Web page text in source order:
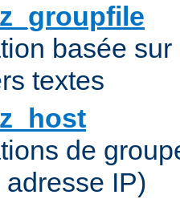
basée
textes
de
adresse IP)